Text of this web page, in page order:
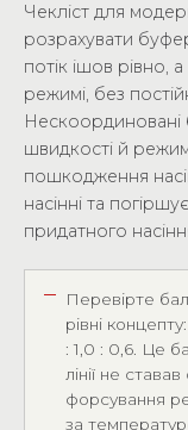
Чекліст для
розрахувати
потік ішов
режимі, без
швидкості й
пошкодження
насінні та
придатного
Перевірте
рівні
: 1,0 : 0,6. Це
лінії не
форсування
за